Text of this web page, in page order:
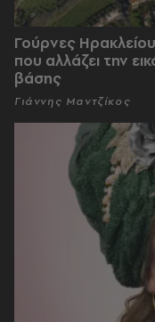
Γούρνες
που αλλάζει την
βάσης
Γιάννης Μαντζίκος